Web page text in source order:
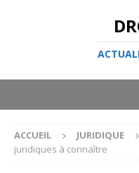
ACCUEIL JURIDIQUE
juridiques à connaître